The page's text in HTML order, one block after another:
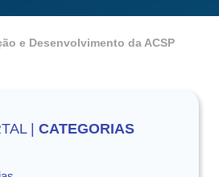
e Desenvolvimento da ACSP
|CATEGORIAS